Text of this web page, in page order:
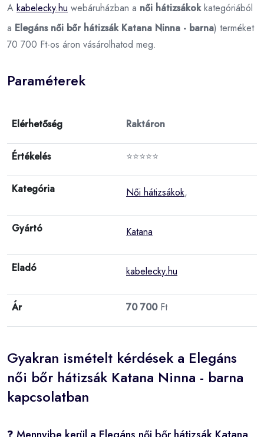
A kabelecky.hu webáruházban a női hátizsákokkategóriából
a Elegáns női bőr hátizsák Katana Ninna - barna) terméket
70 700 Ft-os áron vásárolhatod meg.
Paraméterek
Elérhetőség Raktáron
Értékelés ⭐⭐⭐⭐⭐
Kategória Női hátizsákok,
Gyártó Katana
Eladó kabelecky.hu
Ár 70 700Ft
Gyakran ismételt kérdések a Elegáns
női bőr hátizsák Katana Ninna - barna
kapcsolatban